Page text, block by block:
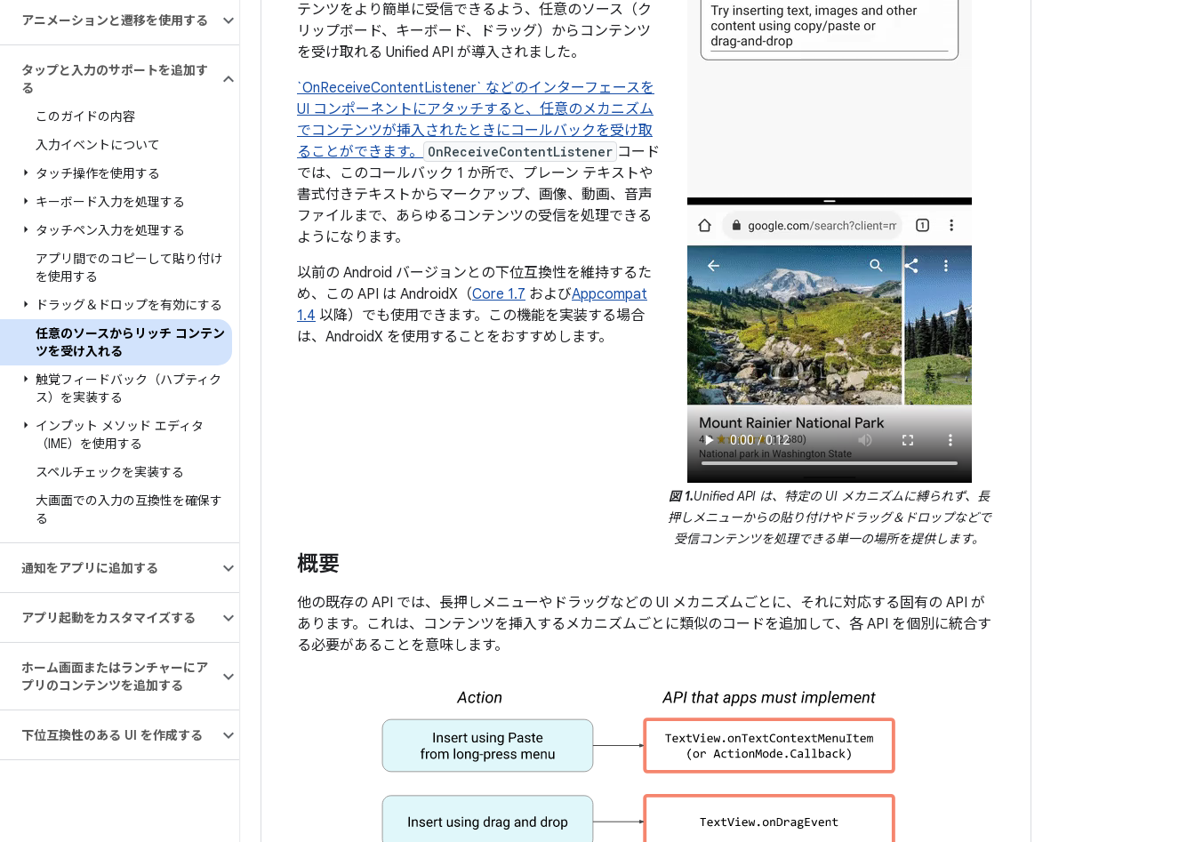
アニメーションと遷移を使用する
タップと入力のサポートを追加す
る
このガイドの内容
入力イベントについて
タッチ操作を使用する
キーボード入力を処理する
タッチペン入力を処理する
アプリ間でのコピーして貼り付け
を使用する
ドラッグ＆ドロップを有効にする
任意のソースからリッチ コンテン
ツを受け入れる
触覚フィードバック（ハプティク
ス）を実装する
インプット メソッド エディタ
（IME）を使用する
スペルチェックを実装する
大画面での入力の互換性を確保す
る
通知をアプリに追加する
アプリ起動をカスタマイズする
ホーム画面またはランチャーにア
プリのコンテンツを追加する
下位互換性のある UI を作成する
図 1.Unified API は、特定の UI メカニズムに縛られず、長
押しメニューからの貼り付けやドラッグ＆ドロップなどで
受信コンテンツを処理できる単一の場所を提供します。
テンツをより簡単に受信できるよう、任意のソース（ク
リップボード、キーボード、ドラッグ）からコンテンツ
を受け取れる Unified API が導入されました。
`OnReceiveContentListener` などのインターフェースを
UI コンポーネントにアタッチすると、任意のメカニズム
でコンテンツが挿入されたときにコールバックを受け取
ることができます。
OnReceiveContentListener コード
では、このコールバック 1 か所で、プレーン テキストや
書式付きテキストからマークアップ、画像、動画、音声
ファイルまで、あらゆるコンテンツの受信を処理できる
ようになります。
以前の Android バージョンとの下位互換性を維持するた
め、この API は AndroidX（Core 1.7 およびAppcompat
1.4 以降）でも使用できます。この機能を実装する場合
は、AndroidX を使用することをおすすめします。
概要
他の既存の API では、長押しメニューやドラッグなどの UI メカニズムごとに、それに対応する固有の API が
あります。これは、コンテンツを挿入するメカニズムごとに類似のコードを追加して、各 API を個別に統合す
る必要があることを意味します。